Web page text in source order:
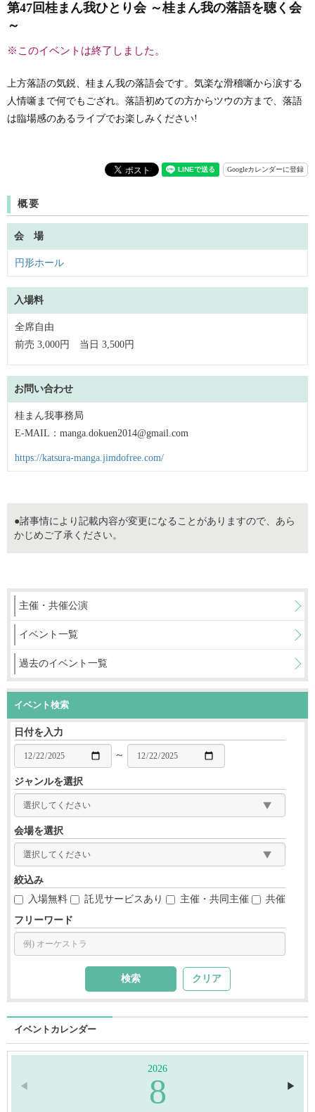
第47回桂まん我ひとり会 ～桂まん我の落語を聴く会
～
※このイベントは終了しました。
上方落語の気鋭、桂まん我の落語会です。気楽な滑稽噺から涙する
人情噺まで何でもござれ。落語初めての方からツウの方まで、落語
は臨場感のあるライブでお楽しみください!
Googleカレンダーに登録
概要
会 場
円形ホール
入場料
全席自由
前売 3,000円 当日 3,500円
お問い合わせ
桂まん我事務局
E-MAIL：manga.dokuen2014@gmail.com
https://katsura-manga.jimdofree.com/
●諸事情により記載内容が変更になることがありますので、あら
かじめご了承ください。
主催・共催公演
イベント一覧
過去のイベント一覧
イベント検索
日付を入力
～
ジャンルを選択
会場を選択
絞込み
入場無料
託児サービスあり 主催・共同主催 共催
フリーワード
クリア
イベントカレンダー
◀︎
2026
8 ▶︎